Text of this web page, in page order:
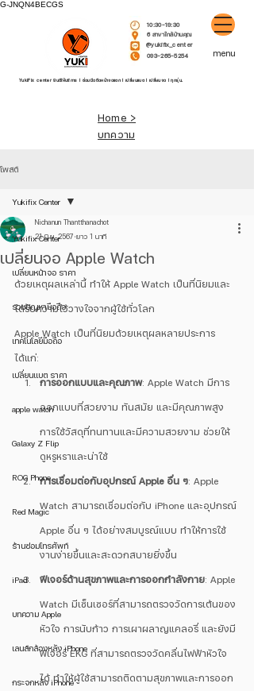
G-JNQN4BECGS
10:30-19:30
6 สาขาใกล้บ้านคุณ
@yukifix_center
093-265-5254
YukiFix center ยินดีให้บริการ l ซ่อมมือถือหน้าจอแตก l เปลี่ยนแบต l เปลี่ยนจอ l ทุกรุ่น.
menu
Home >
บทความ
โพสต์
Yukifix Center
เปลี่ยนหน้าจอ ราคา
รวมปัญหามือถือ
เทคโนโลยีมือถือ
เปลี่ยนแบต ราคา
apple watch
Galaxy Z Flip
ROG Phone
Red Magic
ร้านซ่อมโทรศัพท์
iPad
บทความ Apple
เลนส์กล้องหลัง iPhone
กระจกหลัง iPhone
Yukifix Center
เปลี่ยนจอ Apple Watch
Nichanun Thantthanachot
21 มิ.ย. 2567 ยาว 1 นาที
ด้วยเหตุผลเหล่านี้ ทำให้ Apple Watch เป็นที่นิยมและ
ได้รับความไว้วางใจจากผู้ใช้ทั่วโลก
Apple Watch เป็นที่นิยมด้วยเหตุผลหลายประการ
ได้แก่:
การออกแบบและคุณภาพ: Apple Watch มีการ
ออกแบบที่สวยงาม ทันสมัย และมีคุณภาพสูง
การใช้วัสดุที่ทนทานและมีความสวยงาม ช่วยให้
ดูหรูหราและน่าใช้
การเชื่อมต่อกับอุปกรณ์ Apple อื่น ๆ: Apple
Watch สามารถเชื่อมต่อกับ iPhone และอุปกรณ์
Apple อื่น ๆ ได้อย่างสมบูรณ์แบบ ทำให้การใช้
งานง่ายขึ้นและสะดวกสบายยิ่งขึ้น
ฟีเจอร์ด้านสุขภาพและการออกกำลังกาย: Apple
Watch มีเซ็นเซอร์ที่สามารถตรวจวัดการเต้นของ
หัวใจ การนับก้าว การเผาผลาญแคลอรี่ และยังมี
ฟีเจอร์ EKG ที่สามารถตรวจวัดคลื่นไฟฟ้าหัวใจ
ได้ ทำให้ผู้ใช้สามารถติดตามสุขภาพและการออก